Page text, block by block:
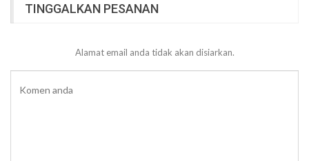
TINGGALKAN PESANAN
Alamat email anda tidak akan disiarkan.